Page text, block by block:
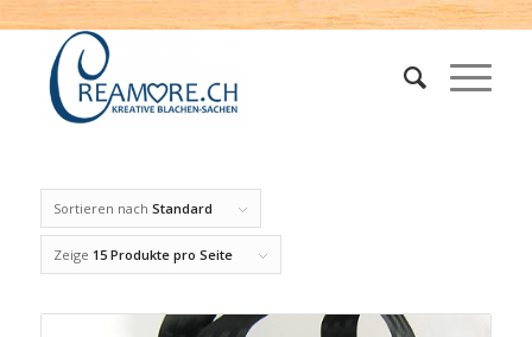
Sortieren nach Standard
Zeige 15 Produkte pro Seite